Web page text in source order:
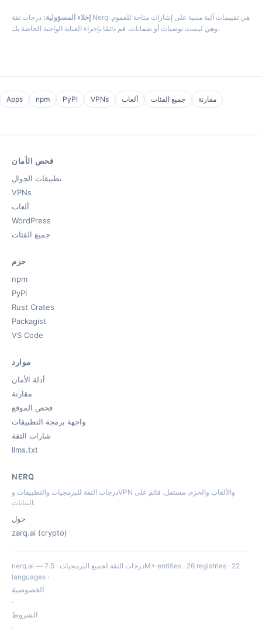
إخلاء المسؤولية: درجات ثقة Nerq هي تقييمات آلية مبنية على إشارات متاحة للعموم.
وهي ليست توصيات أو ضمانات. قم دائمًا بإجراء العناية الواجبة الخاصة بك.
Apps npm PyPI VPNs ألعاب جميع الفئات مقارنة
فحص الأمان
تطبيقات الجوال
VPNs
ألعاب
WordPress
جميع الفئات
حزم
npm
PyPI
Rust Crates
Packagist
VS Code
موارد
أدلة الأمان
مقارنة
فحص الموقع
واجهة برمجة التطبيقات
شارات الثقة
llms.txt
NERQ
درجات الثقة للبرمجيات والتطبيقات وVPN والألعاب والحزم. مستقل. قائم على
البيانات.
حول
zarq.ai (crypto)
nerq.ai — درجات الثقة لجميع البرمجيات · 7.5M+ entities · 26 registries · 22
languages ·
الخصوصية
·
الشروط